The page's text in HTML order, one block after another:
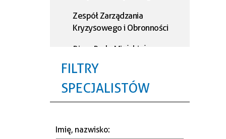
Zespół Zarządzania
Kryzysowego i Obronności
Biuro Rady Miejskiej
Referat Podatkowy
Referat Księgowości
Informatyki
FILTRY
SPECJALISTÓW
Imię, nazwisko: